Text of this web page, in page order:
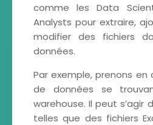
comme les Data
Analysts pour extraire,
modifier des fichiers
données.
Par exemple, prenons
de données se
warehouse. Il peut s’agir
telles que des fichiers